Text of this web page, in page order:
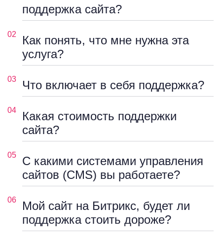
поддержка сайта?
02
Как понять, что мне нужна эта
услуга?
03 Что включает в себя поддержка?
04
Какая стоимость поддержки
сайта?
05
С какими системами управления
сайтов (CMS) вы работаете?
06
Мой сайт на Битрикс, будет ли
поддержка стоить дороже?